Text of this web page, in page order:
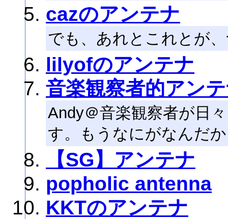
cazのアンテナ
でも、あれとこれとが
lilyofのアンテナ
音楽観察者的アン
Andy＠音楽観察者が日
す。もうなにがなんだ
【SG】アンテナ
popholic antenna
KKTのアンテナ